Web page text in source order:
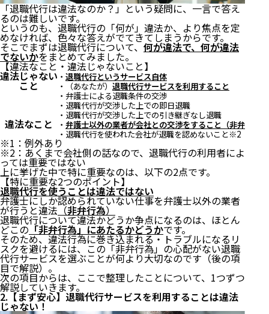
「退職代行は違法なのか？」という疑問に、一言で答え
るのは難しいです。
というのも、退職代行の「何が」違法か、より焦点を定
めなければ、色々な答えがでてきてしまうからです。
そこでまずは退職代行について、何が違法で、何が違法
でないかをまとめてみました。
【違法なこと・違法じゃないこと】
違法じゃない
こと
・ 退職代行というサービス自体
・（あなたが） 退職代行サービスを利用すること
・弁護士による退職条件の交渉
・退職代行が交渉した上での即日退職
・退職代行が交渉した上での引き継ぎなし退職
違法なこと ・ 弁護士以外の業者が会社との交渉をすること（非弁行為）
・退職代行を使われた会社が退職を認めないこと※2
※1：例外あり
※2：あくまで会社側の話なので、退職代行の利用者によ
っては重要ではない
上に挙げた中で特に重要なのは、以下の2点です。
【特に重要な2つのポイント】
退職代行を使うことは違法ではない
弁護士にしか認められていない仕事を弁護士以外の業者
が行うと違法（非弁行為）
退職代行について違法かどうか争点になるのは、ほとん
どこの「非弁行為」にあたるかどうかです。
そのため、違法行為に巻き込まれる・トラブルになるリ
スクを避けるには、この「非弁行為」の心配がない退職
代行サービスを選ぶことが何より大切なのです（後の項
目で解説）。
次の項目からは、ここで整理したことについて、1つずつ
解説していきます。
2.【まず安心】退職代行サービスを利用することは違法
じゃない！